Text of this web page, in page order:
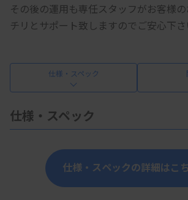
その後の運用も専任スタッフがお客様
チリとサポート致しますのでご安心下さ
仕様・スペック
仕様・スペック
仕様・スペックの詳細はこ